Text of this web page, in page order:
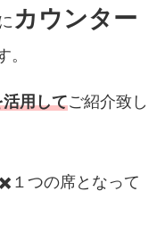
カウンター
。
用してご紹介致し
つの席となって